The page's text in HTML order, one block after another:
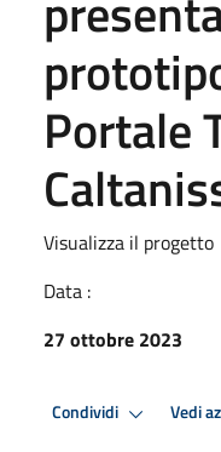
Portale
Visualizza il progetto
Data :
27 ottobre 2023
Condividi Vedi